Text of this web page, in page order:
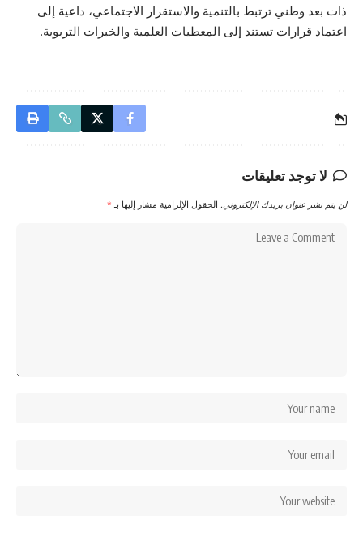
ذات بعد وطني ترتبط بالتنمية والاستقرار الاجتماعي، داعية إلى
اعتماد قرارات تستند إلى المعطيات العلمية والخبرات التربوية.
لا توجد تعليقات
لن يتم نشر عنوان بريدك الإلكتروني. الحقول الإلزامية مشار إليها بـ *